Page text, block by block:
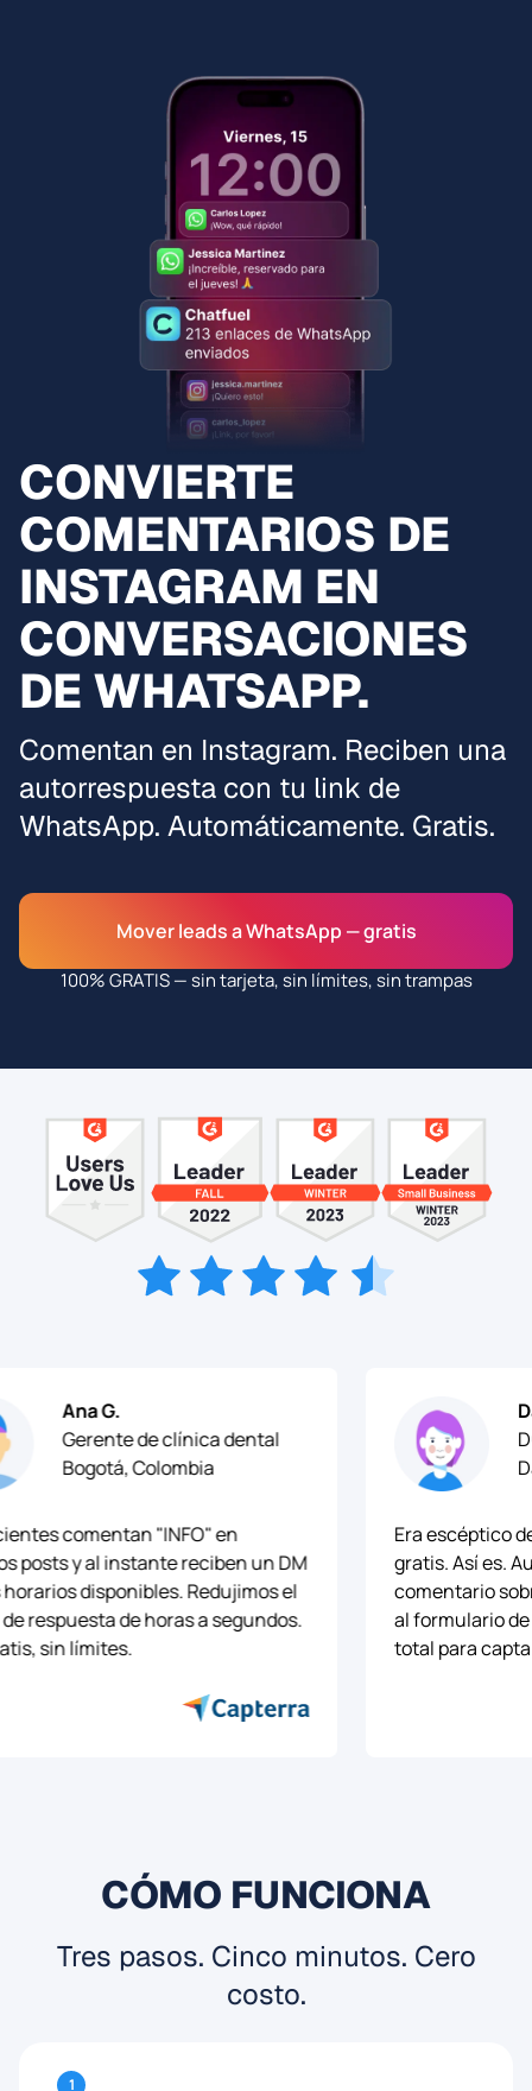
CONVIERTE
COMENTARIOS DE
INSTAGRAM EN
CONVERSACIONES
DE WHATSAPP.
Comentan en Instagram. Reciben una
autorrespuesta con tu link de
WhatsApp. Automáticamente. Gratis.
Mover leads a WhatsApp — gratis
100% GRATIS — sin tarjeta, sin límites, sin trampas
G.
de clínica dental
Colombia
"INFO" en
al instante reciben un DM
disponibles. Redujimos el
de horas a segundos.
David M.
Dueño
Dallas,
Era escéptico de que
gratis. Así es.
comentario sobre
al formulario de
total para captar leads.
CÓMO FUNCIONA
Tres pasos. Cinco minutos. Cero
costo.
1